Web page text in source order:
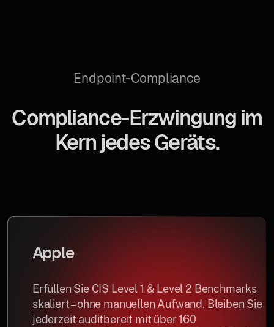
Endpoint-Compliance
Compliance-Erzwingung im
Kern jedes Geräts.
Apple
Erfüllen Sie CIS Level 1 & Level 2 Benchmarks
skaliert – ohne manuellen Aufwand. Bleiben Sie
jederzeit auditbereit mit über 160